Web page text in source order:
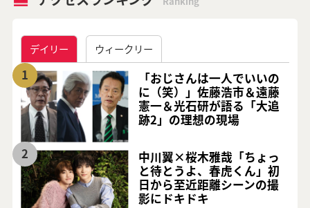
デイリー ウィークリー
1
「おじさんは一人でいいの
に（笑）」佐藤浩市＆遠藤
憲一＆光石研が語る「大追
跡2」の理想の現場
2
中川翼×桜木雅哉「ちょっ
と待とうよ、春虎くん」初
日から至近距離シーンの撮
影にドキドキ